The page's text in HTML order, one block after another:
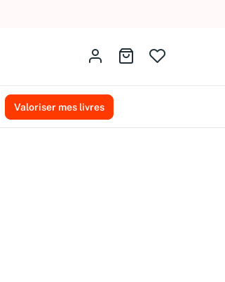
Identifiez-vousAller au panier
Valoriser mes livres